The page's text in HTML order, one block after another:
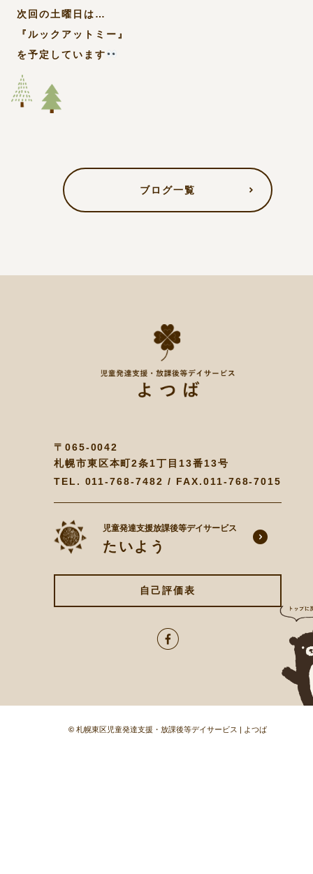
次回の土曜日は…
『ルックアットミー』
を予定しています
ブログ一覧
〒065-0042
札幌市東区本町2条1丁目13番13号
TEL. 011-768-7482 / FAX.011-768-7015
児童発達支援放課後等デイサービス
たいよう
自己評価表
© 札幌東区児童発達支援・放課後等デイサービス | よつば